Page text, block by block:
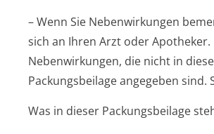
– Wenn Sie Nebenwirkungen
sich an Ihren Arzt oder
Nebenwirkungen, die nicht in
Packungsbeilage angegeben sind.
Was in dieser Packungsbeilage